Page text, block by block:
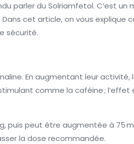
parler du Solriamfetol. C’est un
cet article, on vous explique
sécurité.
En augmentant leur activité,
comme la caféine ;
puis peut être augmentée à 75
la dose recommandée.